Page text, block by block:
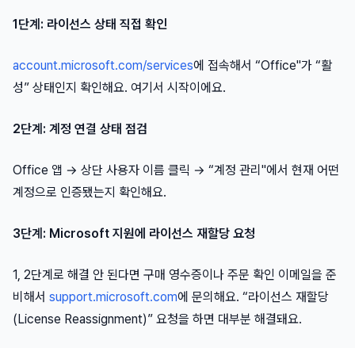
1단계: 라이선스 상태 직접 확인
account.microsoft.com/services에 접속해서 “Office"가 “활
성” 상태인지 확인해요. 여기서 시작이에요.
2단계: 계정 연결 상태 점검
Office 앱 → 상단 사용자 이름 클릭 → “계정 관리"에서 현재 어떤
계정으로 인증됐는지 확인해요.
3단계: Microsoft 지원에 라이선스 재할당 요청
1, 2단계로 해결 안 된다면 구매 영수증이나 주문 확인 이메일을 준
비해서 support.microsoft.com에 문의해요. “라이선스 재할당
(License Reassignment)” 요청을 하면 대부분 해결돼요.